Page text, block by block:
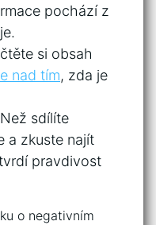
pochází z
si obsah
nad tím, zda je
Než sdílíte
a zkuste najít
pravdivost
o negativním